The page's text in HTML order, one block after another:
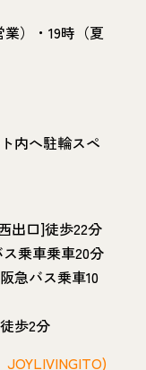
）・19時（夏
内へ駐輪スペ
出口]徒歩22分
乗車乗車20分
急バス乗車10
歩2分
JOYLIVINGITO)